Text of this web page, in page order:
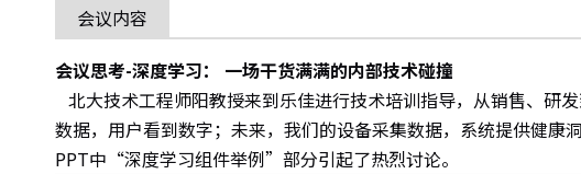
会议内容
会议思考-深度学习： 一场干货满满的内部技术碰撞
北大技术工程师阳教授来到乐佳进行技术培训指导，从销售、研
数据，用户看到数字；未来，我们的设备采集数据，系统提供健康
PPT中“深度学习组件举例”部分引起了热烈讨论。